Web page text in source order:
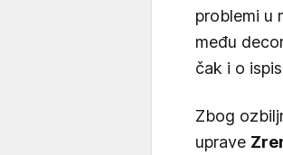
problemi u
među
čak i o
Zbog
uprave